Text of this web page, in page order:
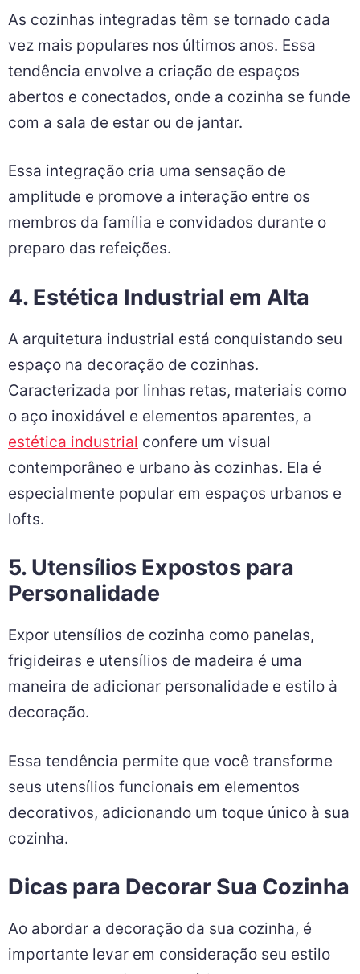
As cozinhas integradas têm se tornado cada
vez mais populares nos últimos anos. Essa
tendência envolve a criação de espaços
abertos e conectados, onde a cozinha se funde
com a sala de estar ou de jantar.
Essa integração cria uma sensação de
amplitude e promove a interação entre os
membros da família e convidados durante o
preparo das refeições.
4. Estética Industrial em Alta
A arquitetura industrial está conquistando seu
espaço na decoração de cozinhas.
Caracterizada por linhas retas, materiais como
o aço inoxidável e elementos aparentes, a
estética industrial confere um visual
contemporâneo e urbano às cozinhas. Ela é
especialmente popular em espaços urbanos e
lofts.
5. Utensílios Expostos para
Personalidade
Expor utensílios de cozinha como panelas,
frigideiras e utensílios de madeira é uma
maneira de adicionar personalidade e estilo à
decoração.
Essa tendência permite que você transforme
seus utensílios funcionais em elementos
decorativos, adicionando um toque único à sua
cozinha.
Dicas para Decorar Sua Cozinha
Ao abordar a decoração da sua cozinha, é
importante levar em consideração seu estilo